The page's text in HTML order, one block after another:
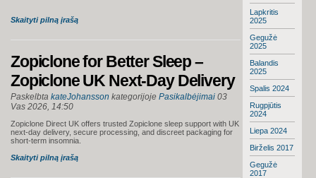
Lapkritis
2025
Gegužė
2025
Balandis
2025
Spalis 2024
Rugpjūtis
2024
Liepa 2024
Birželis 2017
Gegužė
2017
Skaityti pilną įrašą
Zopiclone for Better Sleep –
Zopiclone UK Next-Day Delivery
Paskelbta kateJohansson kategorijoje Pasikalbėjimai 03
Vas 2026, 14:50
Zopiclone Direct UK offers trusted Zopiclone sleep support with UK
next-day delivery, secure processing, and discreet packaging for
short-term insomnia.
Skaityti pilną įrašą